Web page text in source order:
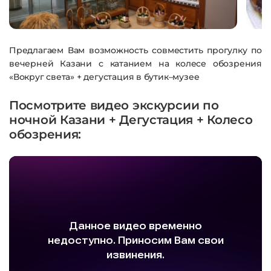
Предлагаем Вам возможность совместить прогулку по
вечерней Казани c катанием на колесе обозрения
«Вокруг света» + дегустация в бутик–музее
Посмотрите видео экскурсии по
ночной Казани + Дегустация + Колесо
обозрения: